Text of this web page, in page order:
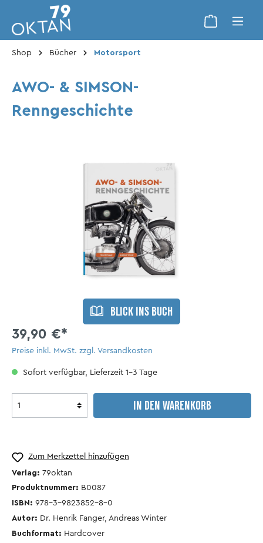
Shop Bücher Motorsport
AWO- & SIMSON-
Renngeschichte
BLICK INS BUCH
39,90 €*
Preise inkl. MwSt. zzgl. Versandkosten
Sofort verfügbar, Lieferzeit 1-3 Tage
IN DEN WARENKORB
Zum Merkzettel hinzufügen
Verlag: 79oktan
Produktnummer: B0087
ISBN: 978-3-9823852-8-0
Autor: Dr. Henrik Fanger, Andreas Winter
Buchformat: Hardcover